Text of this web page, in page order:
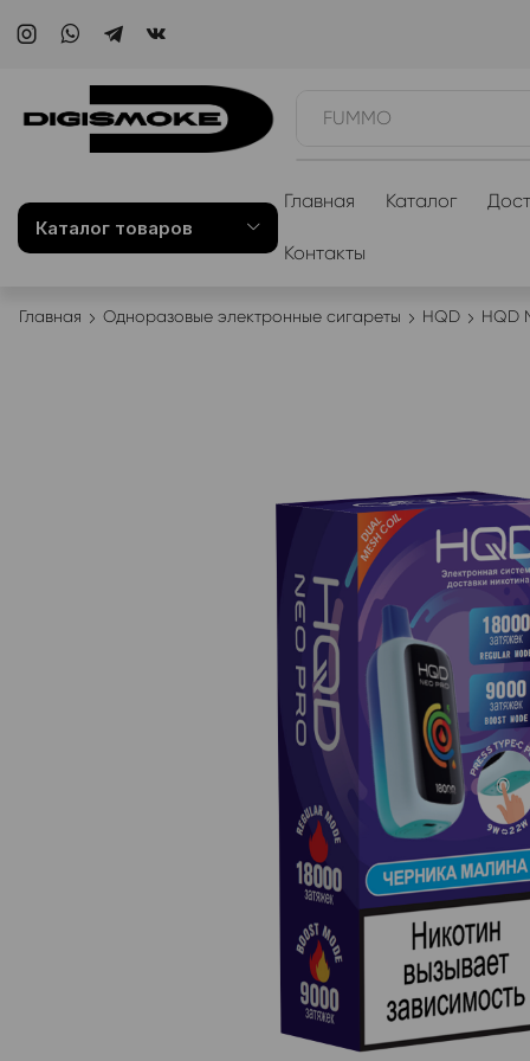
WAKA
Каталог товаров
Главная Каталог
Контакты
Главная Одноразовые электронные сигареты HQD HQD